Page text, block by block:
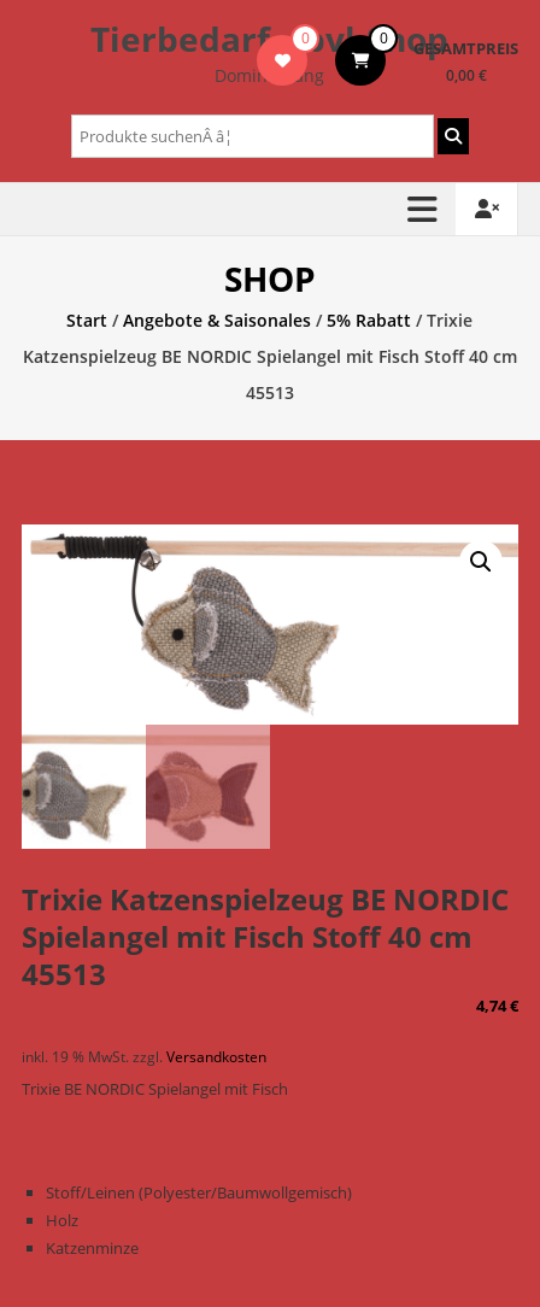
Tierbedarf – bvl-Shop
Dominik Lang
0 0 GESAMTPREIS
0,00 €
Suchen
nach:
SHOP
Start /Angebote & Saisonales /5% Rabatt / Trixie
Katzenspielzeug BE NORDIC Spielangel mit Fisch Stoff 40 cm
45513
Trixie Katzenspielzeug BE NORDIC
Spielangel mit Fisch Stoff 40 cm
45513
4,74€
inkl. 19 % MwSt.zzgl.Versandkosten
Trixie BE NORDIC Spielangel mit Fisch
Stoff/Leinen (Polyester/Baumwollgemisch)
Holz
Katzenminze